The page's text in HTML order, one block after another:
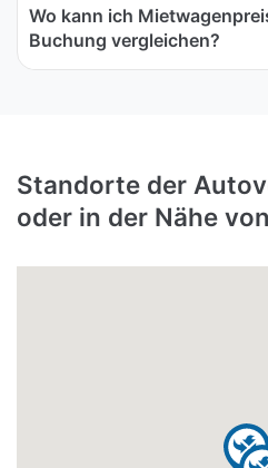
Wo kann ich
Buchung vergleichen?
Standorte der
oder in der Nähe